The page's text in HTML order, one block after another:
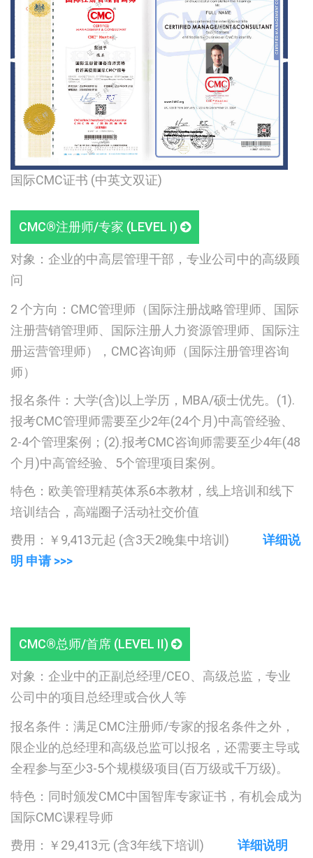
国际CMC证书 (中英文双证)
CMC®注册师/专家 (LEVEL I)
对象：企业的中高层管理干部，专业公司中的高级顾
问
2 个方向：CMC管理师（国际注册战略管理师、国际
注册营销管理师、国际注册人力资源管理师、国际注
册运营管理师），CMC咨询师（国际注册管理咨询
师）
报名条件：大学(含)以上学历，MBA/硕士优先。(1).
报考CMC管理师需要至少2年(24个月)中高管经验、
2-4个管理案例；(2).报考CMC咨询师需要至少4年(48
个月)中高管经验、5个管理项目案例。
特色：欧美管理精英体系6本教材，线上培训和线下
培训结合，高端圈子活动社交价值
费用：￥9,413元起 (含3天2晚集中培训) 详细说
明 申请 >>>
CMC®总师/首席 (LEVEL II)
对象：企业中的正副总经理/CEO、高级总监，专业
公司中的项目总经理或合伙人等
报名条件：满足CMC注册师/专家的报名条件之外，
限企业的总经理和高级总监可以报名，还需要主导或
全程参与至少3-5个规模级项目(百万级或千万级)。
特色：同时颁发CMC中国智库专家证书，有机会成为
国际CMC课程导师
费用：￥29,413元 (含3年线下培训) 详细说明